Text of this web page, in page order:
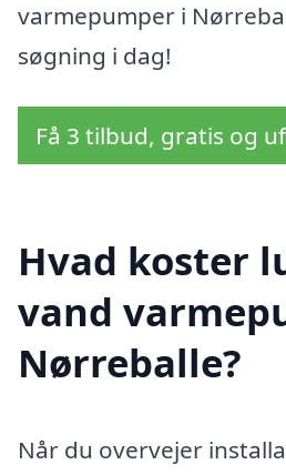
varmepumper i
søgning i dag!
Få 3 tilbud, gratis og
Hvad koster
vand
Nørreballe?
Når du overvejer